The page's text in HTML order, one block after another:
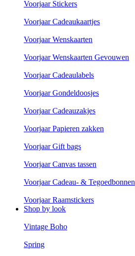
Voorjaar Stickers
Voorjaar Cadeaukaartjes
Voorjaar Wenskaarten
Voorjaar Wenskaarten Gevouwen
Voorjaar Cadeaulabels
Voorjaar Gondeldoosjes
Voorjaar Cadeauzakjes
Voorjaar Papieren zakken
Voorjaar Gift bags
Voorjaar Canvas tassen
Voorjaar Cadeau- & Tegoedbonnen
Voorjaar Raamstickers
Shop by look
Vintage Boho
Spring